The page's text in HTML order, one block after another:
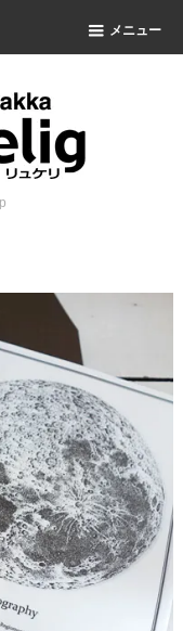
メニュー